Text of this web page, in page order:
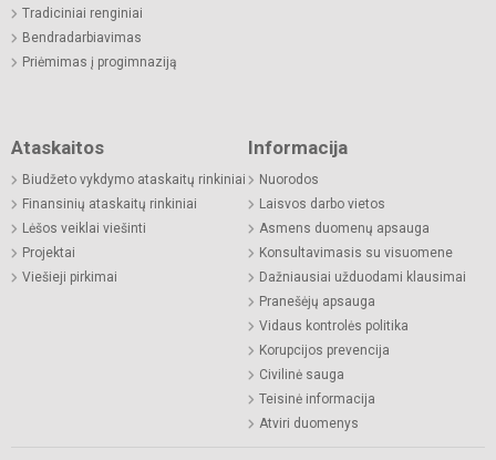
Tradiciniai renginiai
Bendradarbiavimas
Priėmimas į progimnaziją
Ataskaitos
Biudžeto vykdymo ataskaitų rinkiniai
Finansinių ataskaitų rinkiniai
Lėšos veiklai viešinti
Projektai
Viešieji pirkimai
Informacija
Nuorodos
Laisvos darbo vietos
Asmens duomenų apsauga
Konsultavimasis su visuomene
Dažniausiai užduodami klausimai
Pranešėjų apsauga
Vidaus kontrolės politika
Korupcijos prevencija
Civilinė sauga
Teisinė informacija
Atviri duomenys